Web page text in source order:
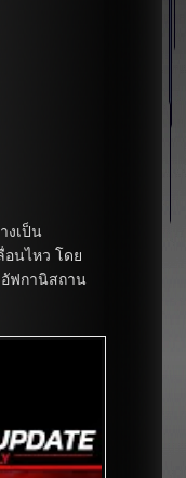
งเป็น
นไหว โดย
ฟกานิสถาน